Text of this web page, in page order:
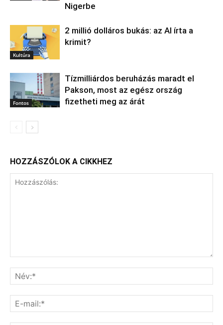
Nigerbe
Kultúra
2 millió dolláros bukás: az AI írta a
krimit?
Fontos
Tízmilliárdos beruházás maradt el
Pakson, most az egész ország
fizetheti meg az árát
HOZZÁSZÓLOK A CIKKHEZ